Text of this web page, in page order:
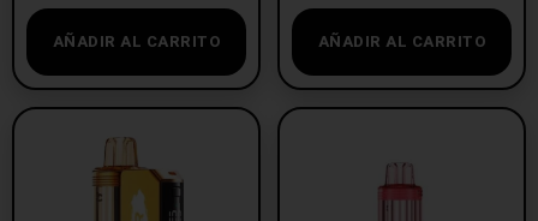
AÑADIR AL CARRITO AÑADIR AL CARRITO